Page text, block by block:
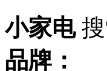
小家电搜
品牌：